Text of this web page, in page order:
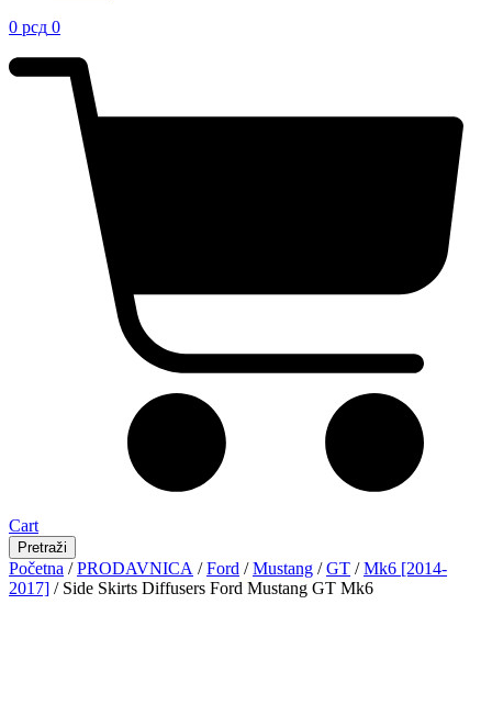
0 рсд 0
Cart
Pretraži
Početna /PRODAVNICA /Ford /Mustang /GT /Mk6 [2014-
2017] / Side Skirts Diffusers Ford Mustang GT Mk6